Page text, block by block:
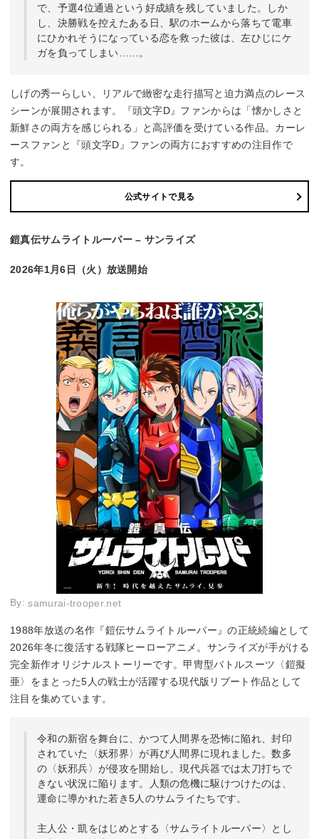
で、予選4位通過という好成績を残していました。しか
し、決勝戦を控えたある日、駅のホームから落ちて電車
にひかれそうになっている恋を救った彼は、左ひじにケ
ガを負ってしまい……。
しげの秀一らしい、リアルで緻密な走行描写と迫力満点のレース
シーンが展開されます。『頭文字D』ファンからは「懐かしさと
新鮮さの両方を感じられる」と高評価を受けている作品。カーレ
ースファンと『頭文字D』ファンの両方におすすめの注目作で
す。
公式サイトで見る
鎧真伝サムライトルーパー – サンライズ
2026年1月6日（火）放送開始
By: samurai-trooper.net
1988年放送の名作『鎧伝サムライトルーパー』の正統続編として
2026年冬に復活する戦隊ヒーローアニメ。サンライズが手がける
完全新作オリジナルストーリーです。甲冑型バトルスーツ〈鎧擬
亜〉をまとった5人の戦士が活躍する現代版リブート作品として
注目を集めています。
令和の新宿を舞台に、かつて人間界を恐怖に陥れ、封印
されていた〈妖邪界〉が再び人間界に現れました。数多
の〈妖邪兵〉が侵攻を開始し、現代兵器では太刀打ちで
きない状況に陥ります。人類の危機に駆けつけたのは、
運命に導かれた若き5人のサムライたちです。
主人公・凱をはじめとする〈サムライトルーパー〉とし